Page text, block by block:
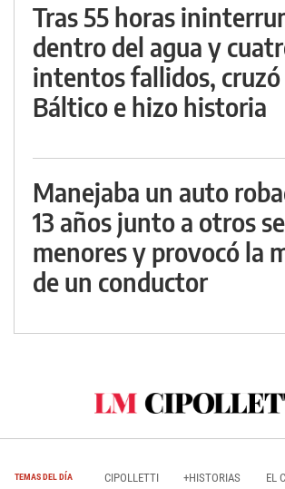
Tras 55 horas
dentro del agua y
intentos fallidos,
Báltico e hizo historia
Manejaba un auto
13 años junto a otros
menores y provocó la
de un conductor
TEMAS DEL DÍA CIPOLLETTI +HISTORIAS EL